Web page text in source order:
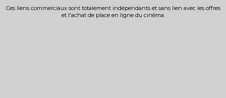
Ces liens commerciaux sont totalement indépendants et sans lien avec les offres
et l'achat de place en ligne du cinéma.